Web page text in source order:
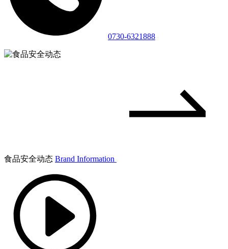
0730-6321888
食品安全动态 Brand Information